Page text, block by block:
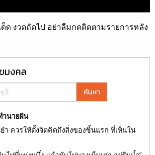
ด งวดถัดไป อย่าลืมกดติดตามรายการหลัง
มงคล
ค้นหา
ำนายฝัน
ำ ควรให้ตั้งจิตคิดถึงสิ่งของชิ้นแรก ที่เห็นใน